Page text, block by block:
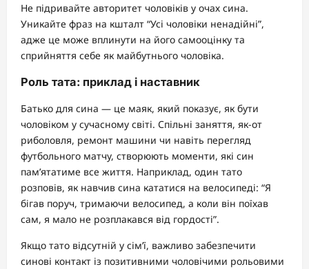
Не підривайте авторитет чоловіків у очах сина.
Уникайте фраз на кшталт “Усі чоловіки ненадійні”,
адже це може вплинути на його самооцінку та
сприйняття себе як майбутнього чоловіка.
Роль тата: приклад і наставник
Батько для сина — це маяк, який показує, як бути
чоловіком у сучасному світі. Спільні заняття, як-от
риболовля, ремонт машини чи навіть перегляд
футбольного матчу, створюють моменти, які син
пам’ятатиме все життя. Наприклад, один тато
розповів, як навчив сина кататися на велосипеді: “Я
бігав поруч, тримаючи велосипед, а коли він поїхав
сам, я мало не розплакався від гордості”.
Якщо тато відсутній у сім’ї, важливо забезпечити
синові контакт із позитивними чоловічими рольовими